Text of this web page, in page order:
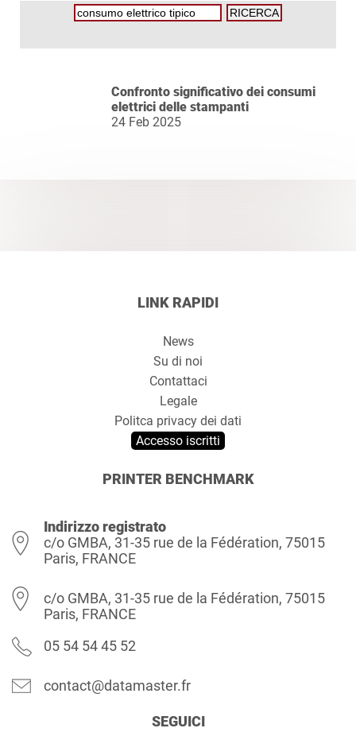
Confronto significativo dei consumi
elettrici delle stampanti
24 Feb 2025
LINK RAPIDI
News
Su di noi
Contattaci
Legale
Politca privacy dei dati
Accesso iscritti
PRINTER BENCHMARK
Indirizzo registrato
c/o GMBA, 31-35 rue de la Fédération, 75015
Paris, FRANCE
c/o GMBA, 31-35 rue de la Fédération, 75015
Paris, FRANCE
05 54 54 45 52
contact@datamaster.fr
SEGUICI